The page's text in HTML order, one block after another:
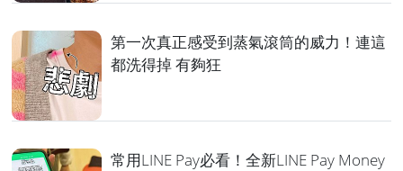
第一次真正感受到蒸氣滾筒的威力！連這
都洗得掉 有夠狂
常用LINE Pay必看！全新LINE Pay Money